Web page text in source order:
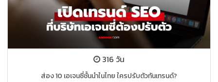
316 วัน
ส่อง 10 เอเจนซี่ชั้นนำในไทย ใครปรับตัวทันเทรนด์?